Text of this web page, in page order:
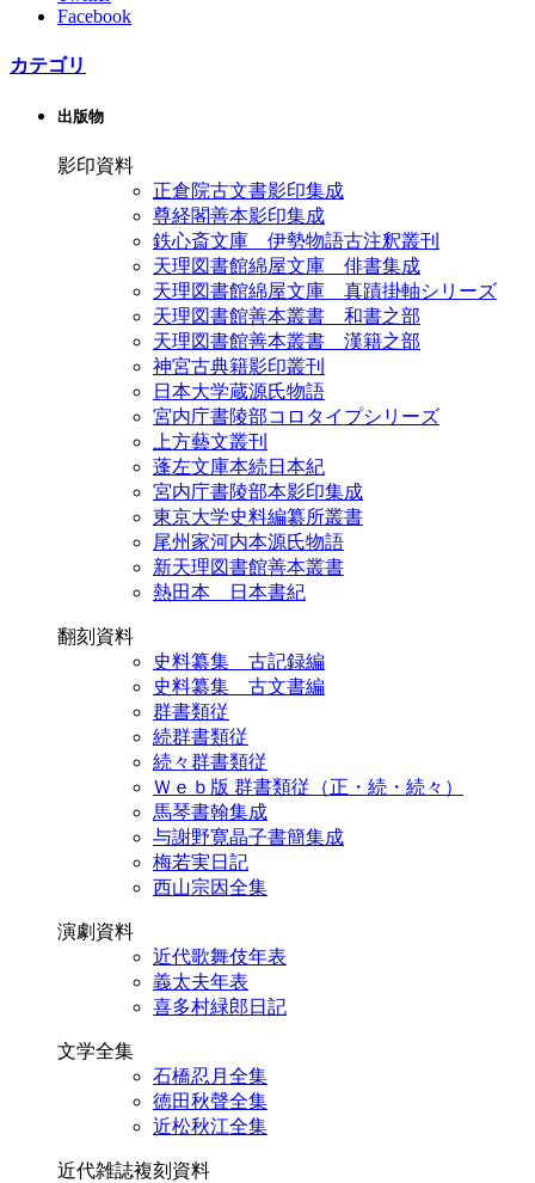
Facebook
カテゴリ
出版物
影印資料
正倉院古文書影印集成
尊経閣善本影印集成
鉄心斎文庫 伊勢物語古注釈叢刊
天理図書館綿屋文庫 俳書集成
天理図書館綿屋文庫 真蹟掛軸シリーズ
天理図書館善本叢書 和書之部
天理図書館善本叢書 漢籍之部
神宮古典籍影印叢刊
日本大学蔵源氏物語
宮内庁書陵部コロタイプシリーズ
上方藝文叢刊
蓬左文庫本続日本紀
宮内庁書陵部本影印集成
東京大学史料編纂所叢書
尾州家河内本源氏物語
新天理図書館善本叢書
熱田本 日本書紀
翻刻資料
史料纂集 古記録編
史料纂集 古文書編
群書類従
続群書類従
続々群書類従
Ｗｅｂ版 群書類従（正・続・続々）
馬琴書翰集成
与謝野寛晶子書簡集成
梅若実日記
西山宗因全集
演劇資料
近代歌舞伎年表
義太夫年表
喜多村緑郎日記
文学全集
石橋忍月全集
徳田秋聲全集
近松秋江全集
近代雑誌複刻資料